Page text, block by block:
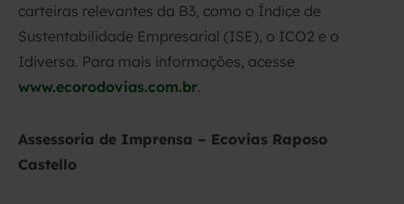
carteiras relevantes da B3, como o Índice de
Sustentabilidade Empresarial (ISE), o ICO2 e o
Idiversa. Para mais informações, acesse
www.ecorodovias.com.br.
Assessoria de Imprensa – Ecovias Raposo
Castello